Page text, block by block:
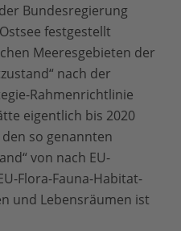
Bundesregierung
festgestellt
Meeresgebieten der
nach der
Rahmenrichtlinie
eigentlich bis 2020
so genannten
von nach EU-
Flora-Fauna-Habitat-
und Lebensräumen ist